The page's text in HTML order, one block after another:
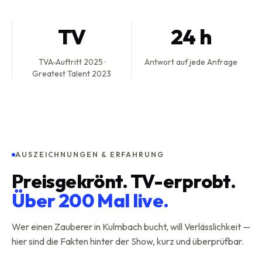
TV
TVA-Auftritt 2025 ·
Greatest Talent 2023
24 h
Antwort auf jede Anfrage
AUSZEICHNUNGEN & ERFAHRUNG
Preisgekrönt. TV-erprobt.
Über 200 Mal live.
Wer einen Zauberer in Kulmbachbucht, will Verlässlichkeit —
hier sind die Fakten hinter der Show, kurz und überprüfbar.